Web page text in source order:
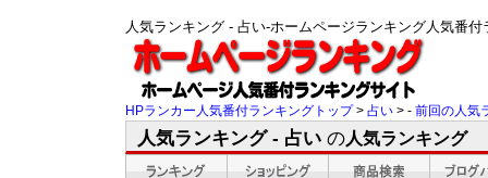
人気ランキング - 占い-ホームページランキング人気番
HPランカー人気番付ランキングトップ> 占い > - 前回の人気
人気ランキング - 占い の人気ランキング